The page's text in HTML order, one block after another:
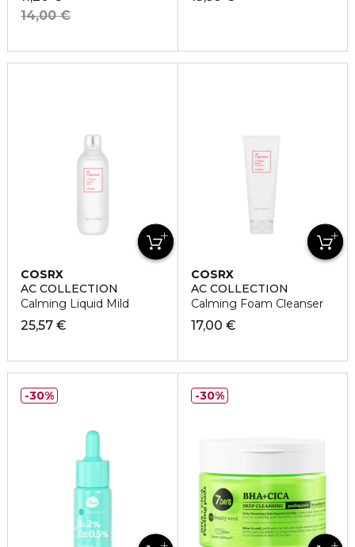
14,00 €
COSRX
AC COLLECTION
Calming Liquid Mild
25,57 €
COSRX
AC COLLECTION
Calming Foam Cleanser
17,00 €
30% 30%